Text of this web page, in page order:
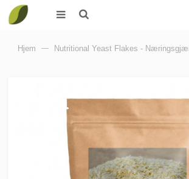
Hjem — Nutritional Yeast Flakes -